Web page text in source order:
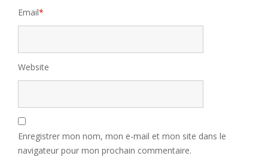
Email*
Website
Enregistrer mon nom, mon e-mail et mon site dans le
navigateur pour mon prochain commentaire.